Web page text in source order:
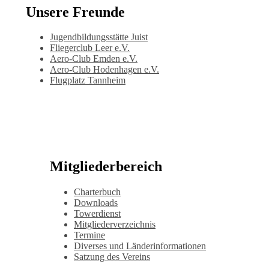
Unsere Freunde
Jugendbildungsstätte Juist
Fliegerclub Leer e.V.
Aero-Club Emden e.V.
Aero-Club Hodenhagen e.V.
Flugplatz Tannheim
Mitgliederbereich
Charterbuch
Downloads
Towerdienst
Mitgliederverzeichnis
Termine
Diverses und Länderinformationen
Satzung des Vereins